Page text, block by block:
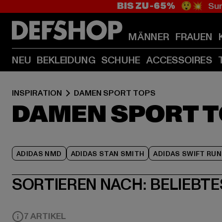
BIS ZU -65% 😲💥
MÄNNER FRAUEN
NEU BEKLEIDUNG SCHUHE ACCESSOIRES
INSPIRATION DAMEN SPORT TOPS
DAMEN SPORT
ADIDAS NMD ADIDAS STAN SMITH ADIDAS SWIFT RUN
SORTIEREN NACH:
7 ARTIKEL